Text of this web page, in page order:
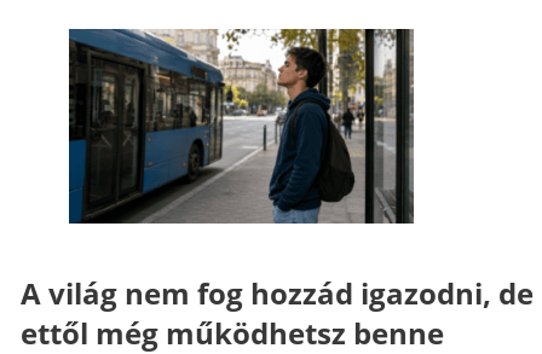
A világ nem fog hozzád igazodni, de
ettől még működhetsz benne